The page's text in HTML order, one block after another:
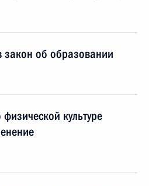
об образовании
культуре